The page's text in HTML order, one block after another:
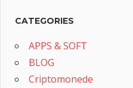
CATEGORIES
APPS & SOFT
BLOG
Criptomonede